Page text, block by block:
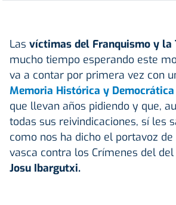
Las víctimas del Franquismo y la
mucho tiempo esperando este
va a contar por primera vez con
Memoria Histórica y
que llevan años pidiendo y que,
todas sus reivindicaciones, sí les
como nos ha dicho el portavoz
vasca contra los Crímenes del
Josu Ibargutxi.